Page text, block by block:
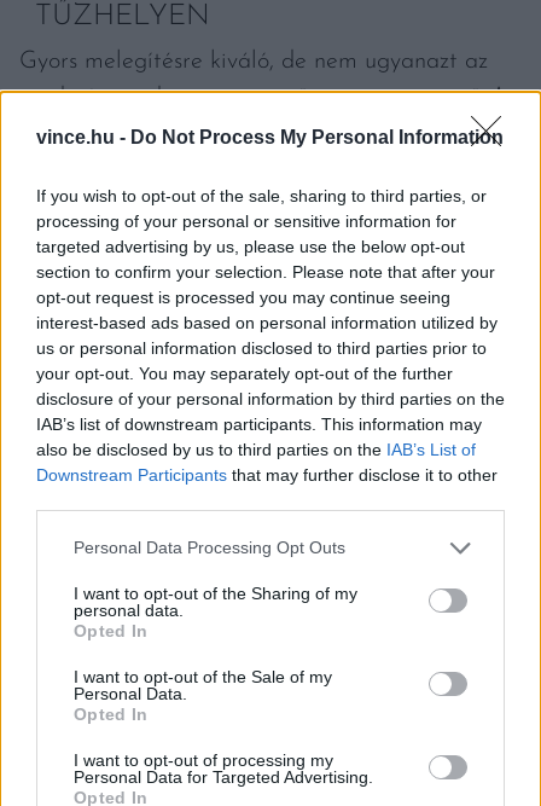
vince.hu - Do Not Process My Personal Information
If you wish to opt-out of the sale, sharing to third parties, or
processing of your personal or sensitive information for
targeted advertising by us, please use the below opt-out
section to confirm your selection. Please note that after your
opt-out request is processed you may continue seeing
interest-based ads based on personal information utilized by
us or personal information disclosed to third parties prior to
your opt-out. You may separately opt-out of the further
disclosure of your personal information by third parties on the
IAB’s list of downstream participants. This information may
also be disclosed by us to third parties on the IAB’s List of
Downstream Participants that may further disclose it to other
Please note that this website/app uses one or more Google
not limited to your visit or usage behaviour. You may click to
grant or deny consent to Google and its third-party tags to
use your data for below specified purposes in below Google
consent section.
Personal Data Processing Opt Outs
I want to opt-out of the Sharing of my
personal data.
Opted In
I want to opt-out of the Sale of my
Personal Data.
Opted In
I want to opt-out of processing my
Personal Data for Targeted Advertising.
Opted In
TŰZHELYEN
Gyors melegítésre kiváló, de nem ugyanazt az
eredményt adja, mint a sütő vagy a serpenyő. A
pirított, karamellizált ízekhez nagy mennyiségű,
úgynevezettMaillard-reakció, ami a sült húsok,
pirított zöldségek vagy ropogós kenyerek
jellegzetes ízét és színét adja. A mikrohullámú
sütő ezzel szemben elsősorban az ételben lévő
vizet melegíti fel, ezért inkább átforrósítja az
ételt, mintsem megpirítja. Vagyis egy fogás
teljesen átmelegedhet benne, de nem kapja meg
azt az aranybarna kérget és mélyebb, sült
TÉVHIT: UGYANÚGY MELEGÍT,
MINT A SÜTŐ
Valójában természetes jelenség, hogy egy